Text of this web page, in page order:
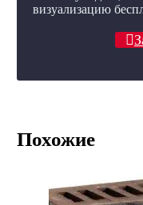
визуализацию
Похожие